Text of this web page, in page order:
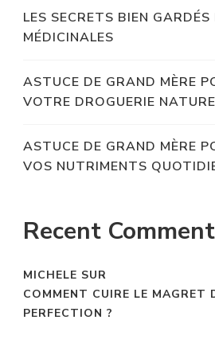
LES SECRETS BIEN
MÉDICINALES
ASTUCE DE GRAND MÈRE
VOTRE DROGUERIE
ASTUCE DE GRAND MÈRE
VOS NUTRIMENTS
Recent
MICHELE SUR
COMMENT CUIRE LE MAGRET
PERFECTION ?